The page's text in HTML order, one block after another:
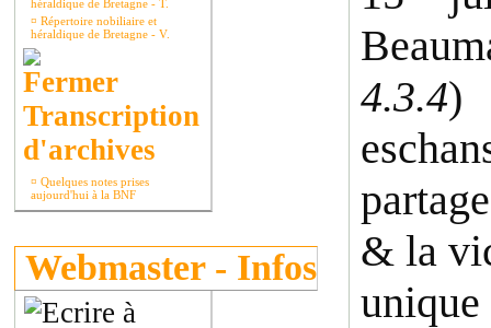
héraldique de Bretagne - T.
¤ Répertoire nobiliaire et
héraldique de Bretagne - V.
Transcription
d'archives
¤ Quelques notes prises
aujourd'hui à la BNF
Webmaster - Infos
4.3.4)
& la